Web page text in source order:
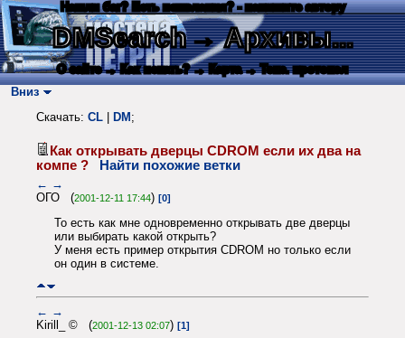
Нашли баг? Есть пожелания? - напишите автору
DMSearch→ Архивы...
О сайте → Как искать? → Карта → Текс. протокол
Вниз
Скачать: CL DM ;
Как открывать дверцы CDROM если их два на
компе ?
Найти похожие ветки
← →
ОГО (2001-12-11 17:44) [0]
То есть как мне одновременно открывать две дверцы
или выбирать какой открыть?
У меня есть пример открытия CDROM но только если
он один в системе.
← →
Kirill_ © (2001-12-13 02:07) [1]